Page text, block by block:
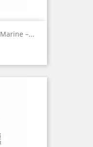
–...